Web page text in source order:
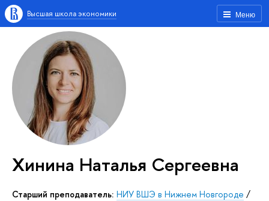
Меню
Высшая школа экономики
Хинина Наталья Сергеевна
старший преподаватель: НИУ ВШЭ в Нижнем Новгороде /